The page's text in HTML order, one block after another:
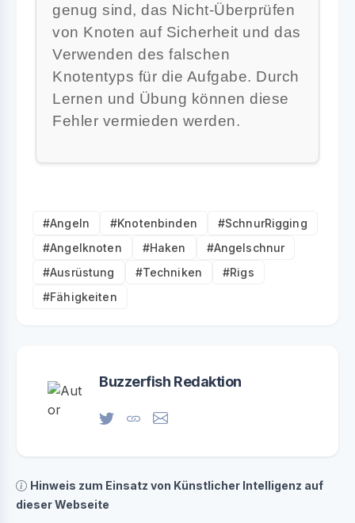
genug sind, das Nicht-Überprüfen
von Knoten auf Sicherheit und das
Verwenden des falschen
Knotentyps für die Aufgabe. Durch
Lernen und Übung können diese
Fehler vermieden werden.
#Angeln #Knotenbinden
#SchnurRigging
#Angelknoten
#Haken
#Angelschnur
#Ausrüstung
#Techniken
#Rigs
#Fähigkeiten
Buzzerfish Redaktion
Hinweis zum Einsatz von Künstlicher Intelligenz auf
dieser Webseite